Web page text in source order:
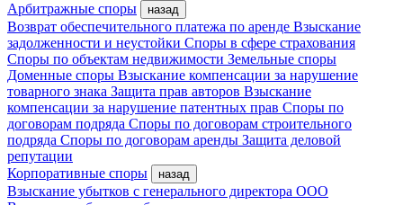
Арбитражные споры
назад
Возврат обеспечительного платежа по аренде Взыскание
задолженности и неустойки Споры в сфере страхования
Споры по объектам недвижимости Земельные споры
Доменные споры Взыскание компенсации за нарушение
товарного знака Защита прав авторов Взыскание
компенсации за нарушение патентных прав Споры по
договорам подряда Споры по договорам строительного
подряда Споры по договорам аренды Защита деловой
репутации
Корпоративные споры
назад
Взыскание убытков с генерального директора ООО